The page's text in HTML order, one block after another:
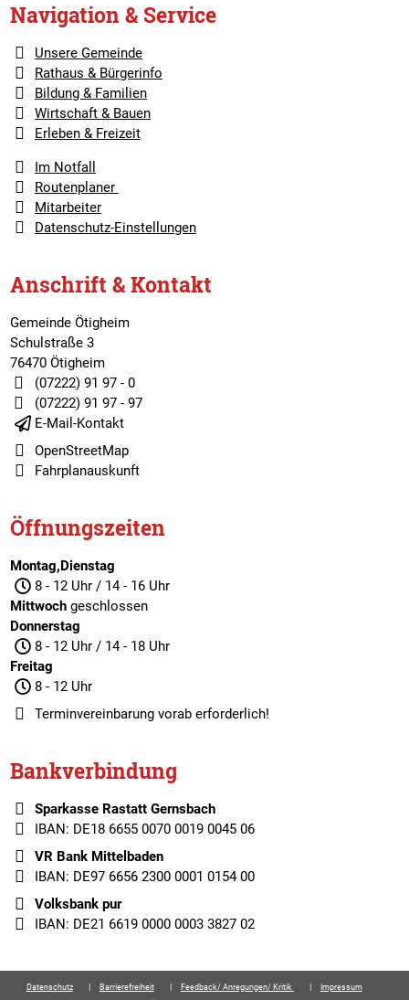
Navigation & Service
Unsere Gemeinde
Rathaus & Bürgerinfo
Bildung & Familien
Wirtschaft & Bauen
Erleben & Freizeit
Im Notfall
Routenplaner
Mitarbeiter
Datenschutz-Einstellungen
Anschrift & Kontakt
Gemeinde Ötigheim
Schulstraße 3
76470 Ötigheim
(07222) 91 97 - 0
(07222) 91 97 - 97
E-Mail-Kontakt
OpenStreetMap
Fahrplanauskunft
Öffnungszeiten
Montag,Dienstag
8 - 12 Uhr / 14 - 16 Uhr
Mittwochgeschlossen
Donnerstag
8 - 12 Uhr / 14 - 18 Uhr
Freitag
8 - 12 Uhr
Terminvereinbarungvorab erforderlich!
Bankverbindung
Sparkasse Rastatt Gernsbach
IBAN: DE18 6655 0070 0019 0045 06
VR Bank Mittelbaden
IBAN: DE97 6656 2300 0001 0154 00
Volksbank pur
IBAN: DE21 6619 0000 0003 3827 02
Datenschutz Barrierefreiheit Feedback/ Anregungen/ Kritik Impressum